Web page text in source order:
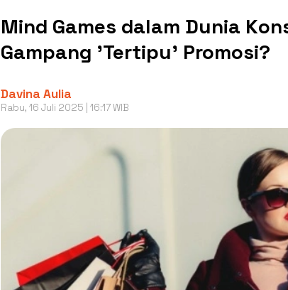
Mind Games dalam Dunia
Gampang 'Tertipu' Promosi?
Davina Aulia
Rabu, 16 Juli 2025 | 16:17 WIB